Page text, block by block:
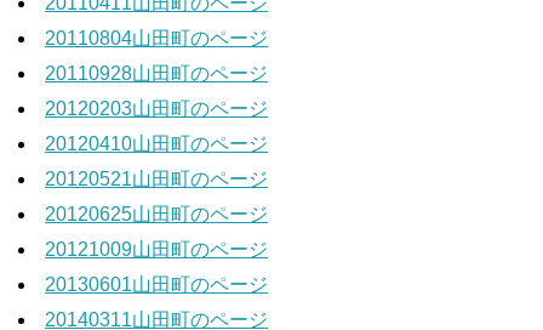
20110804山田町のページ
20110928山田町のページ
20120203山田町のページ
20120410山田町のページ
20120521山田町のページ
20120625山田町のページ
20121009山田町のページ
20130601山田町のページ
20140311山田町のページ